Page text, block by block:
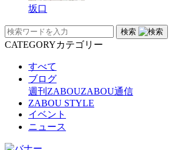
坂口
検索
CATEGORYカテゴリー
すべて
ブログ
週刊ZABOUZABOU通信
ZABOU STYLE
イベント
ニュース